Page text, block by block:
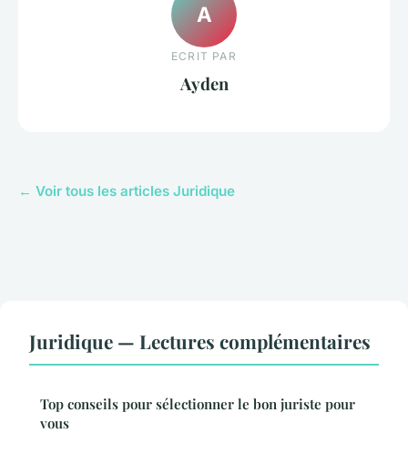
A
ECRIT PAR
Ayden
← Voir tous les articles Juridique
Juridique — Lectures complémentaires
Top conseils pour sélectionner le bon juriste pour
vous